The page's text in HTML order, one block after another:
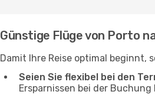
Günstige Flüge von Porto
Damit Ihre Reise optimal beginnt,
Seien Sie flexibel bei den
Ersparnissen bei der